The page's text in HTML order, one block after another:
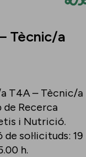
Tècnic/a
T4A – Tècnic/a
Recerca
i Nutrició.
sol·licituds: 19
h.